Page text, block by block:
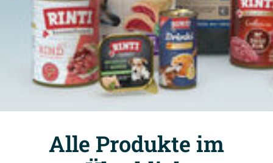
Alle Produkte im